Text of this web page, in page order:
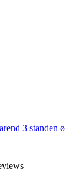
3 standen ø